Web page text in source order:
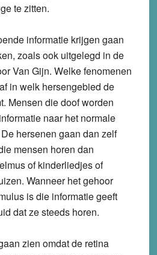
te zitten.
informatie krijgen gaan
zoals ook uitgelegd in de
Van Gijn. Welke fenomenen
in welk hersengebied de
Mensen die doof worden
naar het normale
hersenen gaan dan zelf
mensen horen dan
of kinderliedjes of
Wanneer het gehoor
is die informatie geeft
dat ze steeds horen.
zien omdat de retina